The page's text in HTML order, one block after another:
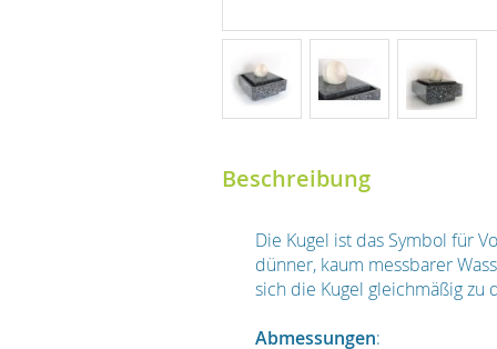
Beschreibung
Die Kugel ist das Symbol für
dünner, kaum messbarer
sich die Kugel gleichmäßig zu
Abmessungen: